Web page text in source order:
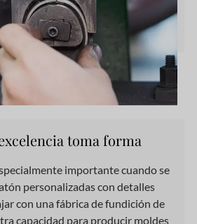
toma forma
importante cuando se
personalizadas con detalles
con una fábrica de fundición de
capacidad para producir moldes